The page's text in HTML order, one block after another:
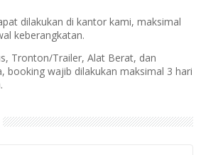
dilakukan di kantor kami, maksimal
keberangkatan.
Tronton/Trailer, Alat Berat, dan
booking wajib dilakukan maksimal 3 hari